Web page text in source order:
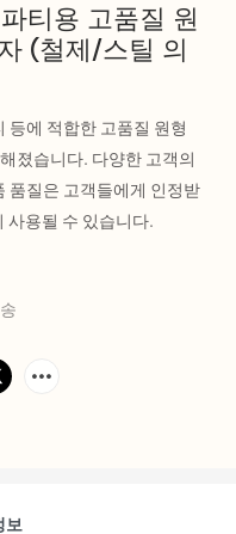
티용 고품질 원
(철제/스틸 의
등에 적합한 고품질 원형
졌습니다. 다양한 고객의
품질은 고객들에게 인정받
사용될 수 있습니다.
보